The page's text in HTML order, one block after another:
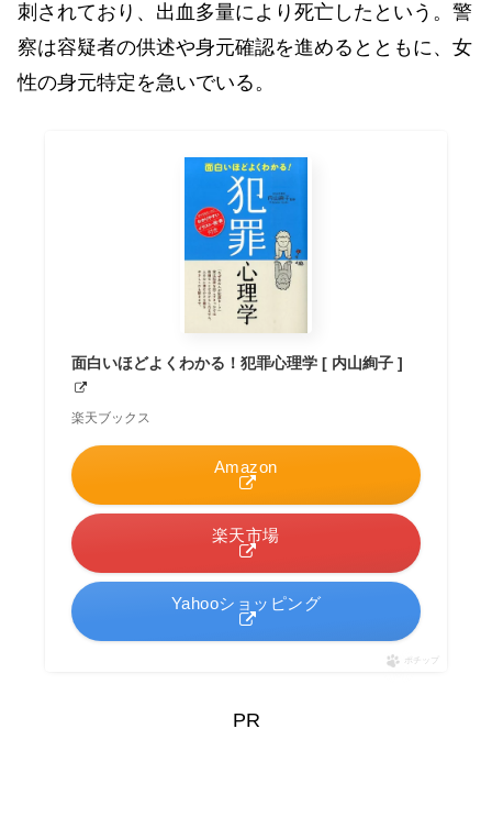
刺されており、出血多量により死亡したという。警
察は容疑者の供述や身元確認を進めるとともに、女
性の身元特定を急いでいる。
面白いほどよくわかる！犯罪心理学 [ 内山絢子 ]
楽天ブックス
Amazon
楽天市場
Yahooショッピング
ポチップ
PR